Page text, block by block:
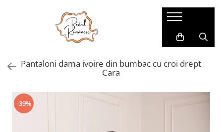
Pijamale Dama Marimi Mari
Pijamale Baieti
Pijamale Fetite
Imbracaminte copii
Imbracaminte Baieti
Pantaloni dama ivoire din bumbac cu croi drept
Cara
-39%